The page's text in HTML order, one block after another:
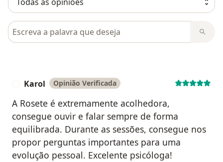
Pesquisar em opiniões
Karol Opinião Verificada
A Rosete é extremamente acolhedora,
consegue ouvir e falar sempre de forma
equilibrada. Durante as sessões, consegue nos
propor perguntas importantes para uma
evolução pessoal. Excelente psicóloga!